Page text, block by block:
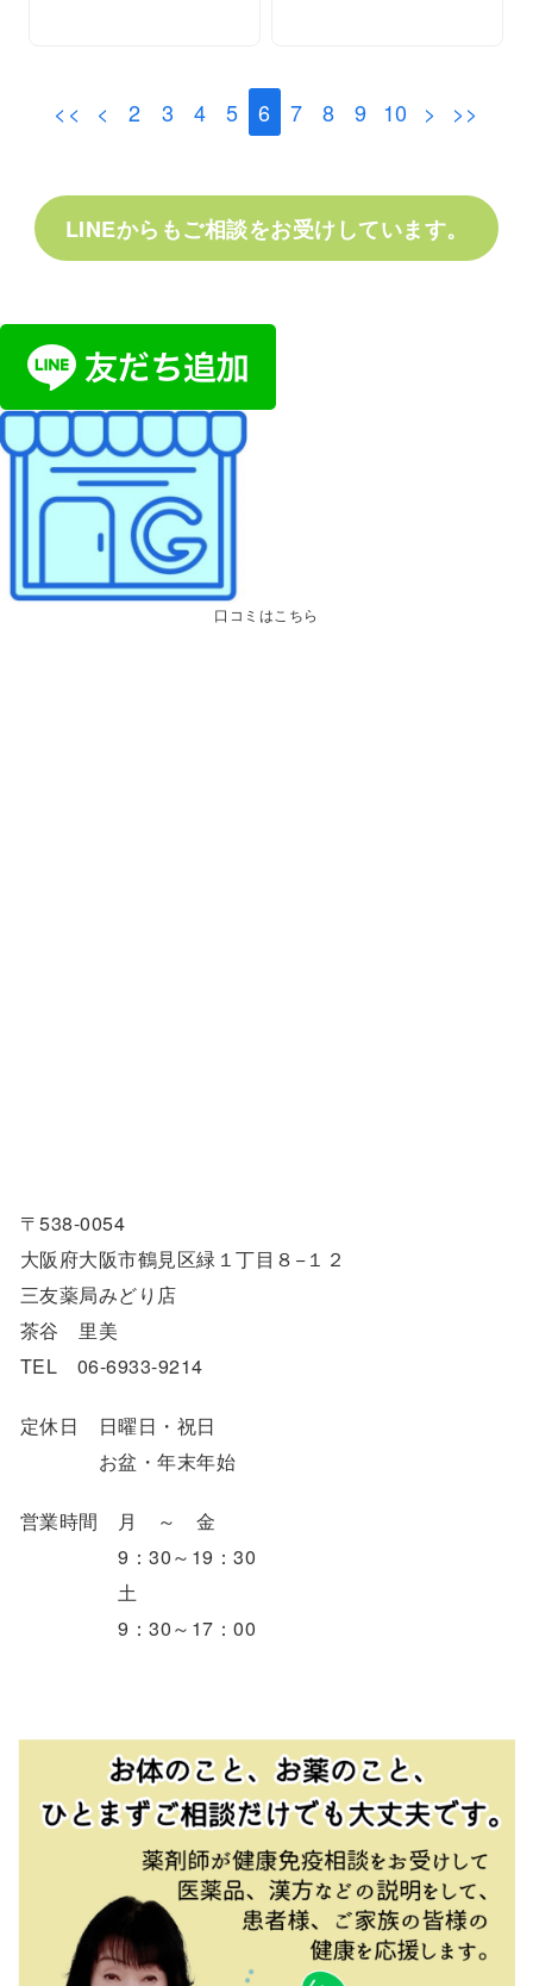
<< < 2 3 4 5 6 7 8 9 10 > >>
LINEからもご相談をお受けしています。
口コミはこちら
〒538-0054
大阪府大阪市鶴見区緑１丁目８−１２
三友薬局みどり店
茶谷 里美
TEL 06-6933-9214
定休日 日曜日・祝日
お盆・年末年始
営業時間 月 ～ 金
9：30～19：30
土
9：30～17：00